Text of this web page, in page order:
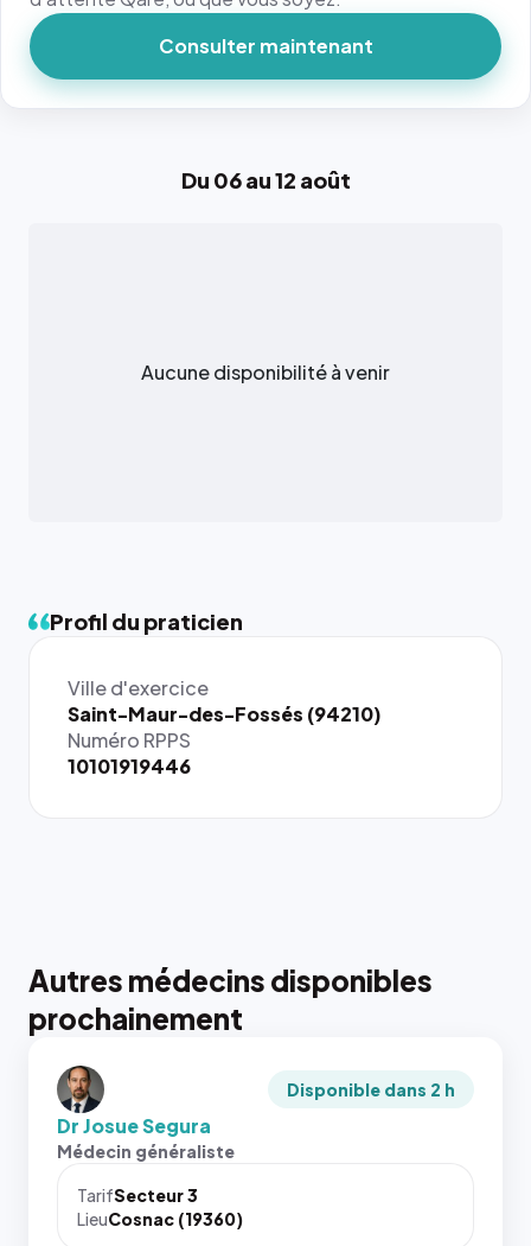
Du 06 au 12 août
Aucune disponibilité à venir
Profil du praticien
Ville d'exercice
Saint-Maur-des-Fossés (94210)
Numéro RPPS
10101919446
Consulter maintenant
Autres médecins disponibles
prochainement
Disponible dans 2 h
Dr Josue Segura
Médecin généraliste
TarifSecteur 3
LieuCosnac (19360)